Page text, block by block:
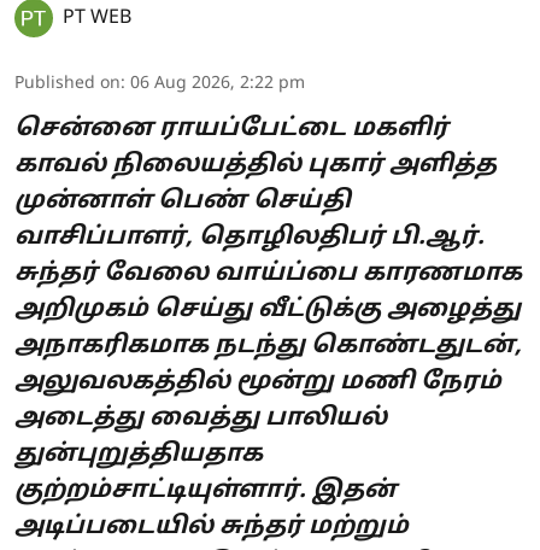
PT WEB
Published on: 06 Aug 2026, 2:22 pm
சென்னை ராயப்பேட்டை மகளிர்
காவல் நிலையத்தில் புகார் அளித்த
முன்னாள் பெண் செய்தி
வாசிப்பாளர், தொழிலதிபர் பி.ஆர்.
சுந்தர் வேலை வாய்ப்பை காரணமாக
அறிமுகம் செய்து வீட்டுக்கு அழைத்து
அநாகரிகமாக நடந்து கொண்டதுடன்,
அலுவலகத்தில் மூன்று மணி நேரம்
அடைத்து வைத்து பாலியல்
துன்புறுத்தியதாக
குற்றம்சாட்டியுள்ளார். இதன்
அடிப்படையில் சுந்தர் மற்றும்